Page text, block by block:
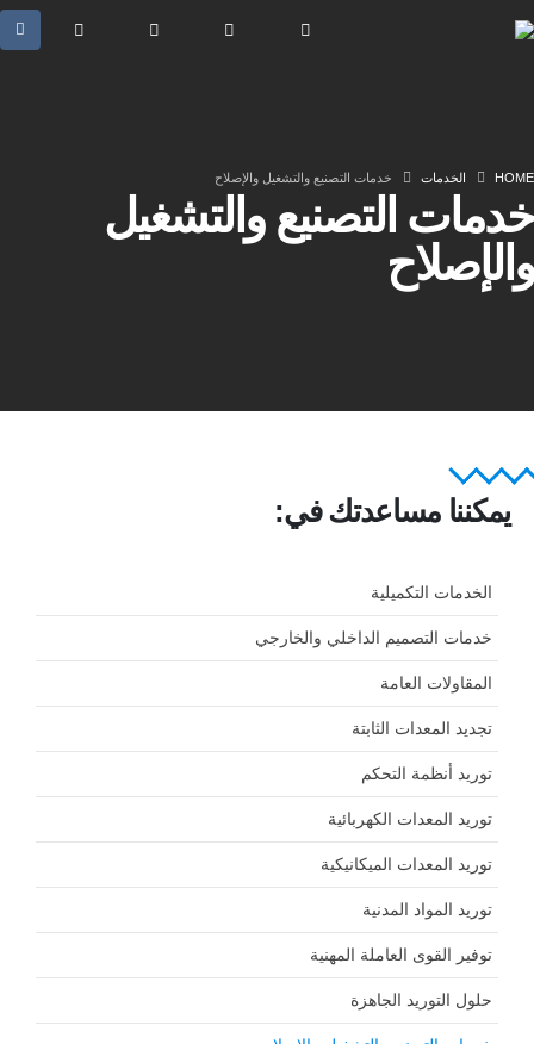
HOME الخدمات خدمات التصنيع والتشغيل والإصلاح
خدمات التصنيع والتشغيل
والإصلاح
يمكننا مساعدتك في:
الخدمات التكميلية
خدمات التصميم الداخلي والخارجي
المقاولات العامة
تجديد المعدات الثابتة
توريد أنظمة التحكم
توريد المعدات الكهربائية
توريد المعدات الميكانيكية
توريد المواد المدنية
توفير القوى العاملة المهنية
حلول التوريد الجاهزة